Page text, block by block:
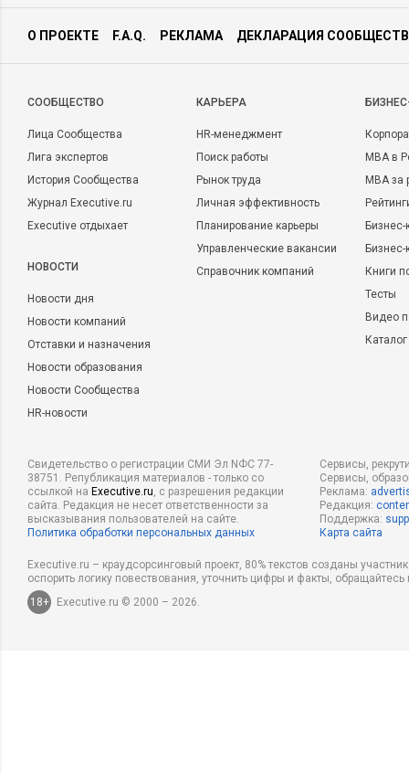
О ПРОЕКТЕ F.A.Q. РЕКЛАМА ДЕКЛАРАЦИЯ
CООБЩЕСТВО
Лица Сообщества
Лига экспертов
История Сообщества
Журнал Executive.ru
Executive отдыхает
НОВОСТИ
Новости дня
Новости компаний
Отставки и назначения
Новости образования
Новости Сообщества
HR-новости
КАРЬЕРА
HR-менеджмент
Поиск работы
Рынок труда
Личная эффективность
Планирование карьеры
Управленческие вакансии
Справочник компаний
MBA в
MBA
Бизнес-
Книги
Тесты
Видео
Свидетельство о регистрации СМИ Эл NФС 77-
38751. Републикация материалов - только со
ссылкой на Executive.ru, с разрешения редакции
сайта. Редакция не несет ответственности за
высказывания пользователей на сайте.
Политика обработки персональных данных
Сервисы,
Сервисы,
Реклама:
Редакция:
Поддержка:
Карта сайта
Executive.ru – краудсорсинговый проект, 80% текстов созданы
оспорить логику повествования, уточнить цифры и факты,
18+
Executive.ru © 2000 – 2026.